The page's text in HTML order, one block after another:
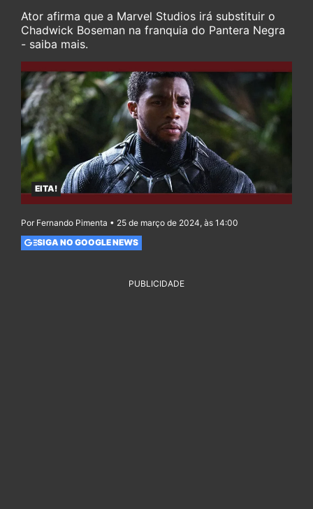
Ator afirma que a Marvel Studios irá substituir o
Chadwick Boseman na franquia do Pantera Negra
- saiba mais.
EITA!
Por Fernando Pimenta • 25 de março de 2024, às 14:00
SIGA NO GOOGLE NEWS
PUBLICIDADE